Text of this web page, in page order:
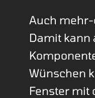
Auch
Damit kann
Wünschen
Fenster mit